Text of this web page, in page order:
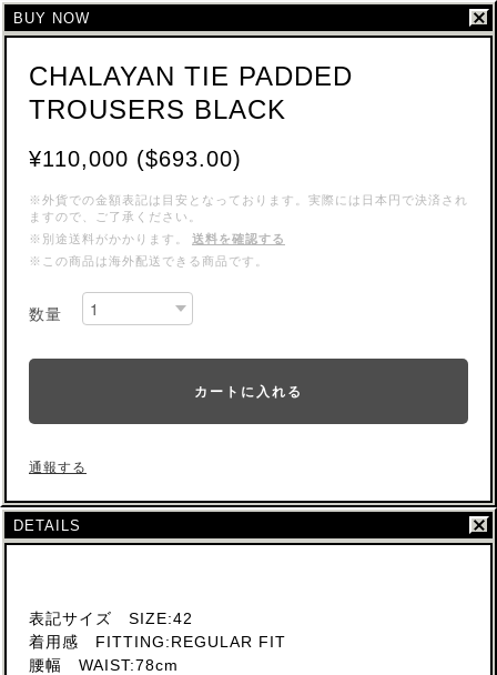
BUY NOW
CHALAYAN TIE PADDED
TROUSERS BLACK
¥110,000 ($693.00)
※外貨での金額表記は目安となっております。実際には日本円で決済され
ますので、ご了承ください。
※別途送料がかかります。
送料を確認する
※この商品は海外配送できる商品です。
数量
カートに入れる
通報する
DETAILS
表記サイズ SIZE:42
着用感 FITTING:REGULAR FIT
腰幅 WAIST:78cm